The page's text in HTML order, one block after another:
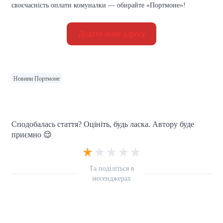
своєчасність оплати комуналки — обирайте «Портмоне»!
Додати нову адресу
Новини Портмоне
Сподобалась стаття? Оцініть, будь ласка. Автору буде
приємно 😌
Та поділіться в
месенджерах